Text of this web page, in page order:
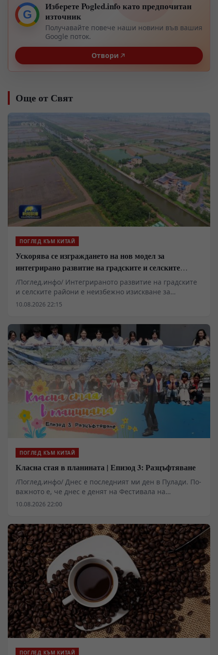
G
Изберете Pogled.info като предпочитан
източник
Получавайте повече наши новини във вашия
Google поток.
Отвори
Още от Свят
ПОГЛЕД КЪМ КИТАЙ
Ускорява се изграждането на нов модел за
интегрирано развитие на градските и селските
райони в Китай
/Поглед.инфо/ Интегрираното развитие на градските
и селските райони е неизбежно изискване за
модернизацията на Китай. Генералният секретар на
селските райони, да се установят и подобрят
институционалните механизми и политическа
система за интеграция и да се насърчи
координираното и интегрирано развитие.
10.08.2026 22:15
ПОГЛЕД КЪМ КИТАЙ
Класна стая в планината | Епизод 3: Разцъфтяване
/Поглед.инфо/ Днес е последният ми ден в Пулади. По-
важното е, че днес е денят на Фестивала на
изкуствата. След усилената подготовка, този важен
притеснена от децата! Хайде първо да видим как
върви подготовката им.
10.08.2026 22:00
ПОГЛЕД КЪМ КИТАЙ